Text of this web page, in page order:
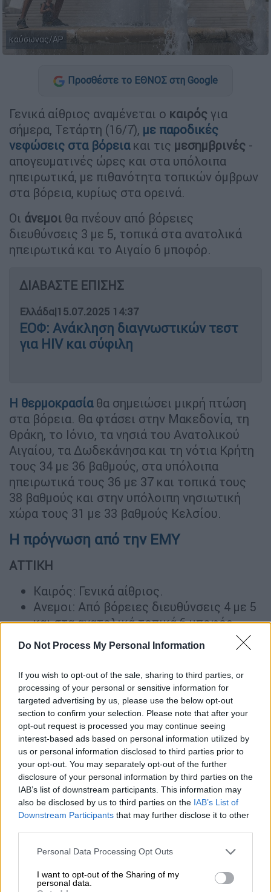
Do Not Process My Personal Information
If you wish to opt-out of the sale, sharing to third parties, or
processing of your personal or sensitive information for
targeted advertising by us, please use the below opt-out
section to confirm your selection. Please note that after your
opt-out request is processed you may continue seeing
interest-based ads based on personal information utilized by
us or personal information disclosed to third parties prior to
your opt-out. You may separately opt-out of the further
disclosure of your personal information by third parties on the
IAB’s list of downstream participants. This information may
also be disclosed by us to third parties on the IAB’s List of
Downstream Participants that may further disclose it to other
Please note that this website/app uses one or more Google
not limited to your visit or usage behaviour. You may click to
grant or deny consent to Google and its third-party tags to
Personal Data Processing Opt Outs
I want to opt-out of the Sharing of my
personal data.
καύσωνας/ΑΡ
Προσθέστε το ΕΘΝΟΣ στη Google
Γενικά αίθριος αναμένεται ο καιρός για
σήμερα, Τετάρτη (16/7), με παροδικές
νεφώσεις στα βόρειακαι τις μεσημβρινές -
απογευματινές ώρες και στα υπόλοιπα
ηπειρωτικά, με πιθανότητα τοπικών όμβρων
στα βόρεια, κυρίως στα ορεινά.
Οι άνεμοι θα πνέουν από βόρειες
διευθύνσεις 3 με 5, τοπικά στα ανατολικά
ηπειρωτικά και το Αιγαίο 6 μποφόρ.
ΔΙΑΒΑΣΤΕ ΕΠΙΣΗΣ
Ελλάδα|15.07.2025 14:37
ΕΟΦ: Ανάκληση διαγνωστικών τεστ
για HIV και σύφιλη
Η θερμοκρασίαθα σημειώσει μικρή πτώση
στα βόρεια. Θα φτάσει στην Μακεδονία, τη
Θράκη, το Ιόνιο, τα νησιά του Ανατολικού
Αιγαίου, τα Δωδεκάνησα και τη νότια Κρήτη
τους 34 με 36 βαθμούς, στα υπόλοιπα
ηπειρωτικά τους 36 με 37 και τοπικά τους
38 βαθμούς και στην υπόλοιπη νησιωτική
χώρα τους 31 με 33 βαθμούς Κελσίου.
Η πρόγνωση από την ΕΜΥ
ΑΤΤΙΚΗ
Καιρός: Γενικά αίθριος.
Ανεμοι: Από βόρειες διευθύνσεις 4 με 5
και στα ανατολικά τοπικά 6 μποφόρ.
Θερμοκρασία: Από 23 έως 36 με 37
βαθμούς Κελσίου. Στα ανατολικά η
μέγιστη 2 με 3 βαθμούς χαμηλότερη.
ΘΕΣΣΑΛΟΝΙΚΗ
Καιρός: Γενικά αίθριος με λίγες
πρόσκαιρες νεφώσεις τις μεσημβρινές -
απογευματινές ώρες κυρίως στα γύρω
ορεινά.
Ανεμοι: Βορειοδυτικοί 3 με 4 μποφόρ με
βαθμιαία εξασθένηση από τις
προμεσημβρινές ώρες.
Θερμοκρασία: Από 23 έως 35 βαθμούς
Κελσίου.
ΜΑΚΕΔΟΝΙΑ, ΘΡΑΚΗ